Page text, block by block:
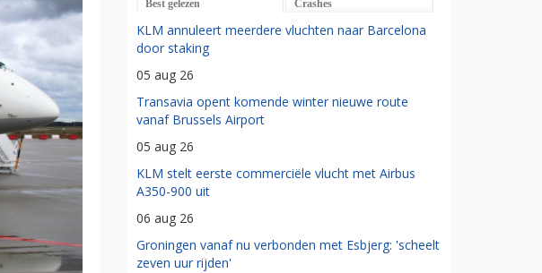
Best gelezen Crashes
KLM annuleert meerdere vluchten naar Barcelona
door staking
05 aug 26
Transavia opent komende winter nieuwe route
vanaf Brussels Airport
05 aug 26
KLM stelt eerste commerciële vlucht met Airbus
A350-900 uit
06 aug 26
Groningen vanaf nu verbonden met Esbjerg: 'scheelt
zeven uur rijden'